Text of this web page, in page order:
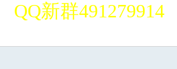
QQ新群491279914
天堂2单机论坛 欢